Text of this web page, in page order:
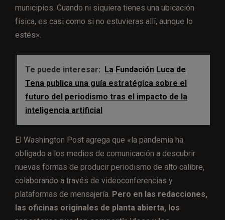
municipios. Cuando ni siquiera tienes una ubicación
física, es casi como si no estuvieras allí, aunque lo
estés».
Te puede interesar:
La Fundación Luca de
Tena publica una guía estratégica sobre el
futuro del periodismo tras el impacto de la
inteligencia artificial
El Washington Post agrega que «la pandemia ha
obligado a los medios de comunicación a descubrir
nuevas formas de producir periodismo de alto calibre,
colaborando a través de videoconferencias y
plataformas de mensajería. Pero en las redacciones,
las oficinas originales de planta abierta, los